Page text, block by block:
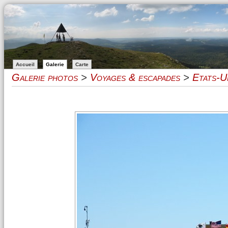
Accueil Galerie Carte
Galerie photos > Voyages & escapades > Etats-